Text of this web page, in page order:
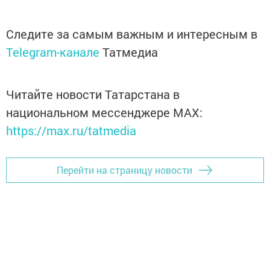
Следите за самым важным и интересным в
Telegram-канале Татмедиа
Читайте новости Татарстана в
национальном мессенджере MАХ:
https://max.ru/tatmedia
Перейти на страницу новости